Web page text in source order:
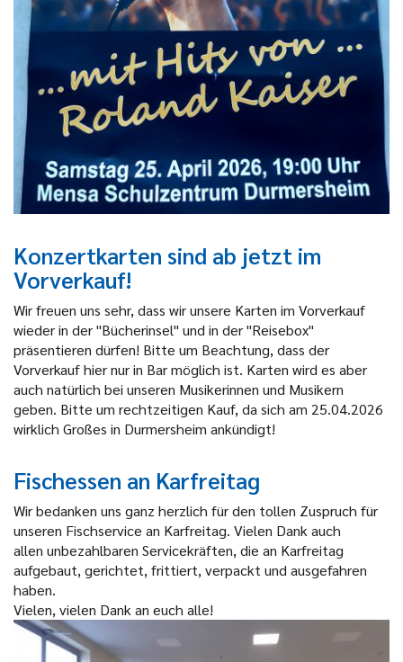
Konzertkarten sind ab jetzt im
Vorverkauf!
Wir freuen uns sehr, dass wir unsere Karten im Vorverkauf
wieder in der "Bücherinsel" und in der "Reisebox"
präsentieren dürfen! Bitte um Beachtung, dass der
Vorverkauf hier nur in Bar möglich ist. Karten wird es aber
auch natürlich bei unseren Musikerinnen und Musikern
geben. Bitte um rechtzeitigen Kauf, da sich am 25.04.2026
wirklich Großes in Durmersheim ankündigt!
Fischessen an Karfreitag
Wir bedanken uns ganz herzlich für den tollen Zuspruch für
unseren Fischservice an Karfreitag. Vielen Dank auch
allen unbezahlbaren Servicekräften, die an Karfreitag
aufgebaut, gerichtet, frittiert, verpackt und ausgefahren
haben.
Vielen, vielen Dank an euch alle!